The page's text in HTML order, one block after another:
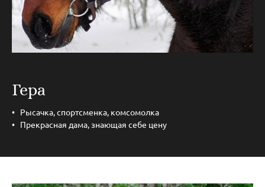
Гера
Рысачка, спортсменка, комсомолка
Прекрасная дама, знающая себе цену